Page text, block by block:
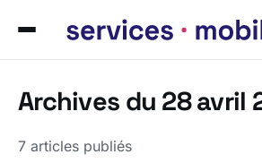
Archives du 28 avril
7 articles publiés